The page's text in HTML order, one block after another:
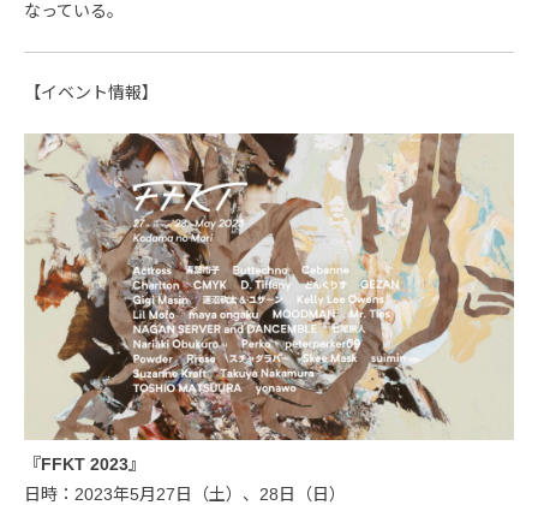
なっている。
【イベント情報】
『FFKT 2023』
日時：2023年5月27日（土）、28日（日）